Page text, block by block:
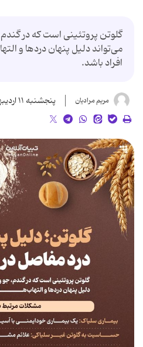
گلوتن پروتئینی است که در
می‌تواند دلیل پنهان دردها و
افراد باشد.
مریم مرادیان پنجشنبه ۱۱ اردیبهشت ۱۴۰۴ - ۱۲:۵۴